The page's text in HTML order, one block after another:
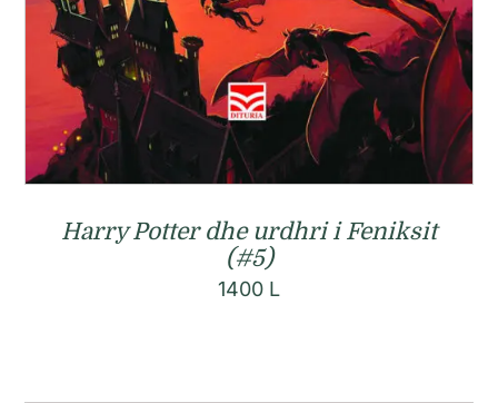
Harry Potter dhe urdhri i Feniksit
(#5)
1400 L